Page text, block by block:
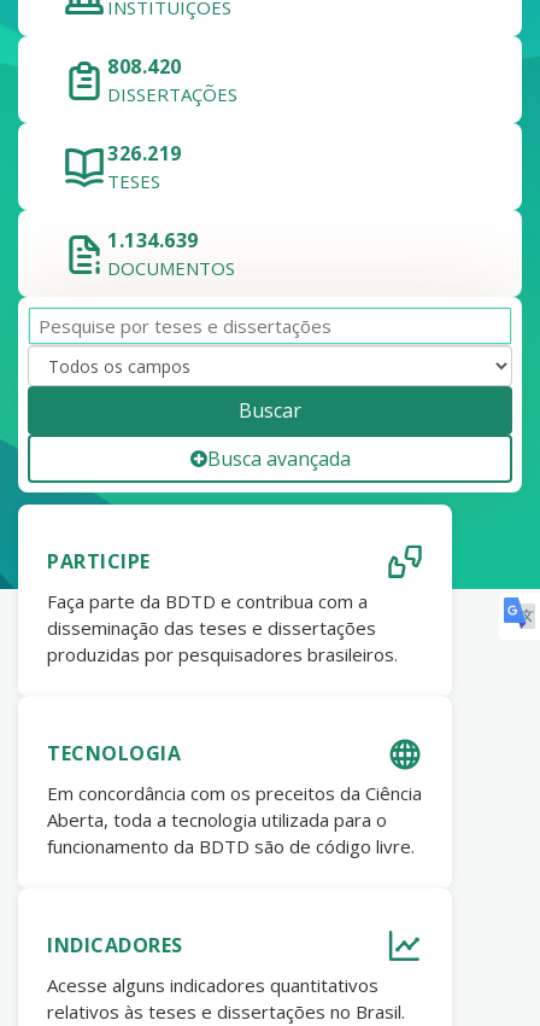
INSTITUIÇÕES
808.420
DISSERTAÇÕES
326.219
TESES
1.134.639
DOCUMENTOS
Buscar
Busca avançada
PARTICIPE
Faça parte da BDTD e contribua com a
disseminação das teses e dissertações
produzidas por pesquisadores brasileiros.
TECNOLOGIA
Em concordância com os preceitos da Ciência
Aberta, toda a tecnologia utilizada para o
funcionamento da BDTD são de código livre.
INDICADORES
Acesse alguns indicadores quantitativos
relativos às teses e dissertações no Brasil.